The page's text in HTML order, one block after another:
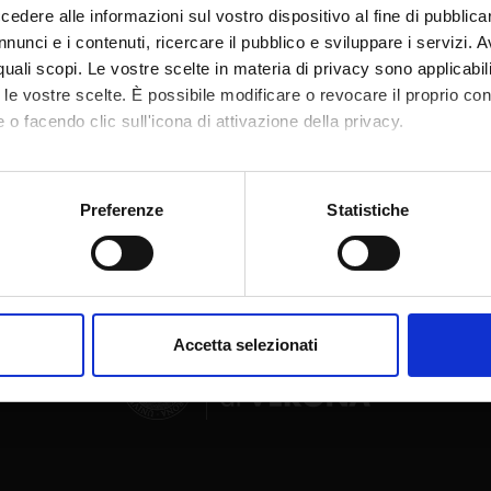
alle informazioni sul vostro dispositivo al fine di
e i contenuti, ricercare il pubblico e sviluppare i servizi.
scopi. Le vostre scelte in materia di privacy sono
vostre scelte. È possibile modificare o revocare il proprio
o facendo clic sull'icona di attivazione della privacy.
anche:
sulla tua posizione geografica, con un'approssimazione di
in qualsiasi momento dalla Dichiarazione sui cookie.
e social media, i quali potrebbero combinarle con altre
Preferenze Statistiche
Accetta selezionati